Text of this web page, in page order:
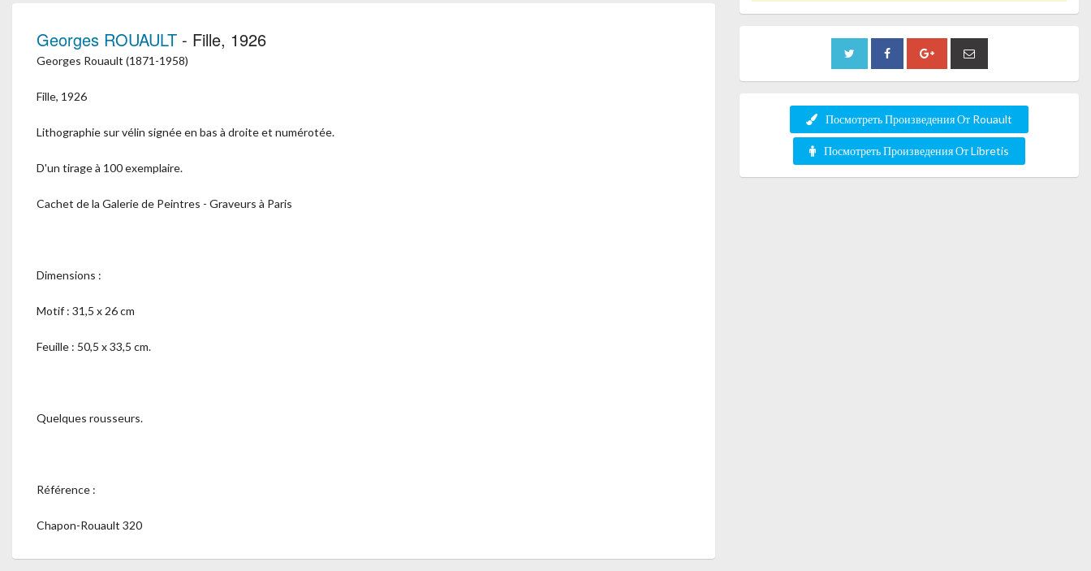
Georges ROUAULT - Fille, 1926
Georges Rouault (1871-1958)
Fille, 1926
Lithographie sur vélin signée en bas à droite et numérotée.
D'un tirage à 100 exemplaire.
Cachet de la Galerie de Peintres - Graveurs à Paris
Dimensions :
Motif : 31,5 x 26 cm
Feuille : 50,5 x 33,5 cm.
Quelques rousseurs.
Référence :
Chapon-Rouault 320
Посмотреть Произведения От Rouault
Посмотреть Произведения От Libretis